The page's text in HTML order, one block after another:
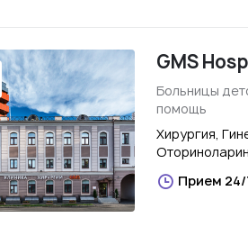
GMS
Больницы
помощь
Хирургия,
Прием 24/